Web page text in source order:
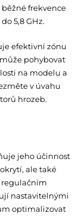
frekvence
5,8 GHz.
efektivní zónu
pohybovat
na modelu a
v úvahu
hrozeb.
jeho účinnost
ale také
regulačním
nastavitelnými
optimalizovat